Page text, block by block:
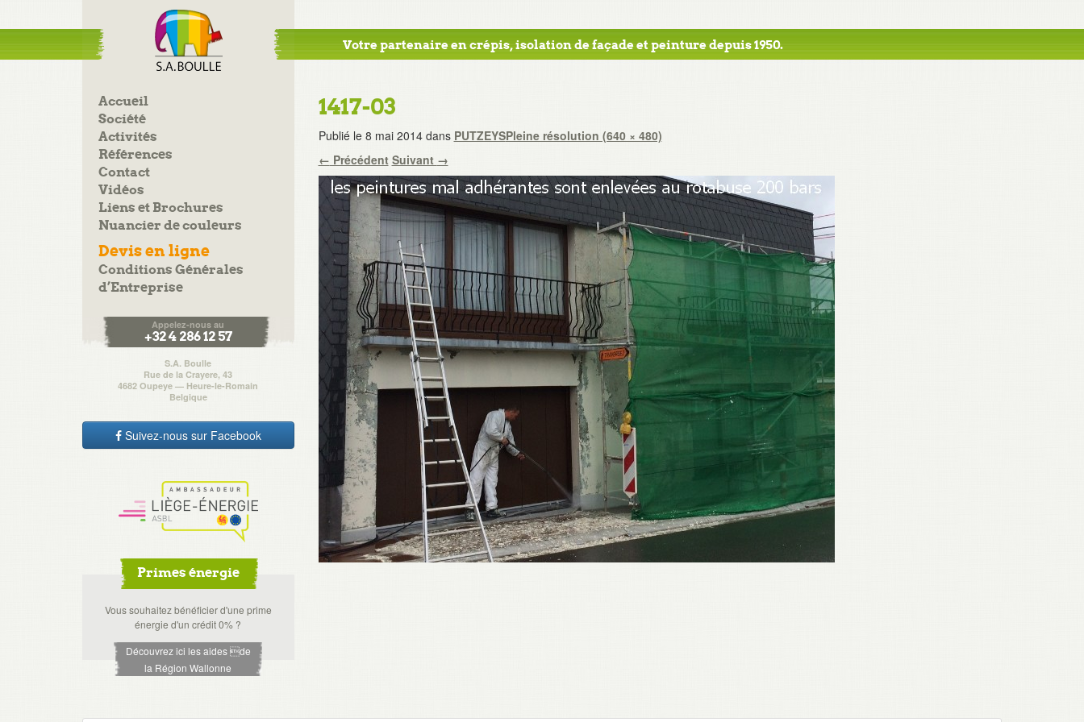
Votre partenaire en crépis, isolation de façade et peinture depuis 1950.
Accueil
Société
Activités
Références
Contact
Vidéos
Liens et Brochures
Nuancier de couleurs
Devis en ligne
Conditions Générales
d’Entreprise
Appelez-nous au
+32 4 286 12 57
S.A. Boulle
Rue de la Crayere, 43
4682 Oupeye — Heure-le-Romain
Belgique
Suivez-nous sur Facebook
Primes énergie
Vous souhaitez bénéficier d'une prime
énergie d'un crédit 0% ?
Découvrez ici les aides de
la Région Wallonne
1417-03
Publié le 8 mai 2014dans PUTZEYSPleine résolution (640 × 480)
← Précédent Suivant →